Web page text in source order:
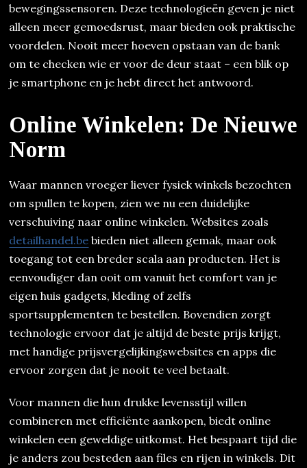
bewegingssensoren. Deze technologieën geven je niet
alleen meer gemoedsrust, maar bieden ook praktische
voordelen. Nooit meer hoeven opstaan van de bank
om te checken wie er voor de deur staat – een blik op
je smartphone en je hebt direct het antwoord.
Online Winkelen: De Nieuwe
Norm
Waar mannen vroeger liever fysiek winkels bezochten
om spullen te kopen, zien we nu een duidelijke
verschuiving naar online winkelen. Websites zoals
detailhandel.be bieden niet alleen gemak, maar ook
toegang tot een breder scala aan producten. Het is
eenvoudiger dan ooit om vanuit het comfort van je
eigen huis gadgets, kleding of zelfs
sportsupplementen te bestellen. Bovendien zorgt
technologie ervoor dat je altijd de beste prijs krijgt,
met handige prijsvergelijkingswebsites en apps die
ervoor zorgen dat je nooit te veel betaalt.
Voor mannen die hun drukke levensstijl willen
combineren met efficiënte aankopen, biedt online
winkelen een geweldige uitkomst. Het bespaart tijd die
je anders zou besteden aan files en rijen in winkels. Dit